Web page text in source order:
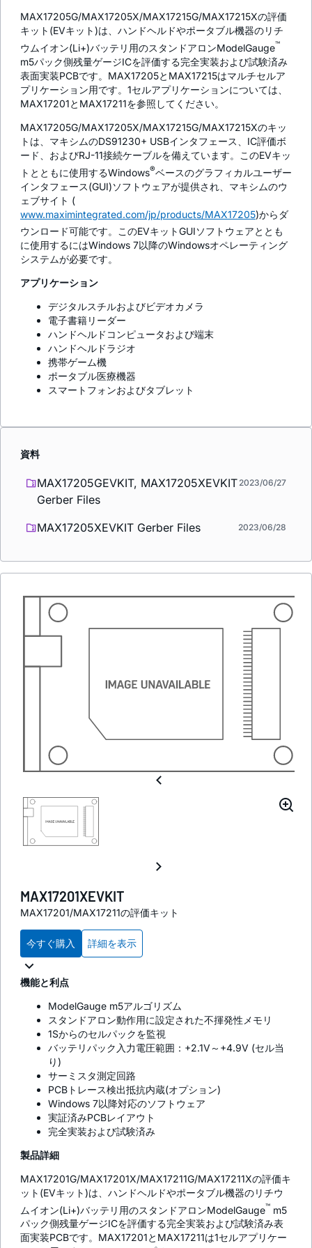
MAX17205G/MAX17205X/MAX17215G/MAX17215Xの評価
キット(EVキット)は、ハンドヘルドやポータブル機器のリチ
ウムイオン(Li+)バッテリ用のスタンドアロンModelGauge™
m5パック側残量ゲージICを評価する完全実装および試験済み
表面実装PCBです。MAX17205とMAX17215はマルチセルア
プリケーション用です。1セルアプリケーションについては、
MAX17201とMAX17211を参照してください。
MAX17205G/MAX17205X/MAX17215G/MAX17215Xのキッ
トは、マキシムのDS91230+ USBインタフェース、IC評価ボ
ード、およびRJ-11接続ケーブルを備えています。このEVキッ
トとともに使用するWindows®ベースのグラフィカルユーザー
インタフェース(GUI)ソフトウェアが提供され、マキシムのウ
ェブサイト (
www.maximintegrated.com/jp/products/MAX17205)からダ
ウンロード可能です。このEVキットGUIソフトウェアととも
に使用するにはWindows 7以降のWindowsオペレーティング
システムが必要です。
アプリケーション
デジタルスチルおよびビデオカメラ
電子書籍リーダー
ハンドヘルドコンピュータおよび端末
ハンドヘルドラジオ
携帯ゲーム機
ポータブル医療機器
スマートフォンおよびタブレット
資料
MAX17205GEVKIT, MAX17205XEVKIT
Gerber Files
2023/06/27
MAX17205XEVKIT Gerber Files 2023/06/28
MAX17201XEVKIT
MAX17201/MAX17211の評価キット
今すぐ購入 詳細を表示
機能と利点
ModelGauge m5アルゴリズム
スタンドアロン動作用に設定された不揮発性メモリ
1Sからのセルパックを監視
バッテリパック入力電圧範囲：+2.1V～+4.9V (セル当
り)
サーミスタ測定回路
PCBトレース検出抵抗内蔵(オプション)
Windows 7以降対応のソフトウェア
実証済みPCBレイアウト
完全実装および試験済み
製品詳細
MAX17201G/MAX17201X/MAX17211G/MAX17211Xの評価キ
ット(EVキット)は、ハンドヘルドやポータブル機器のリチウ
ムイオン(Li+)バッテリ用のスタンドアロンModelGauge™ m5
パック側残量ゲージICを評価する完全実装および試験済み表
面実装PCBです。MAX17201とMAX17211は1セルアプリケー